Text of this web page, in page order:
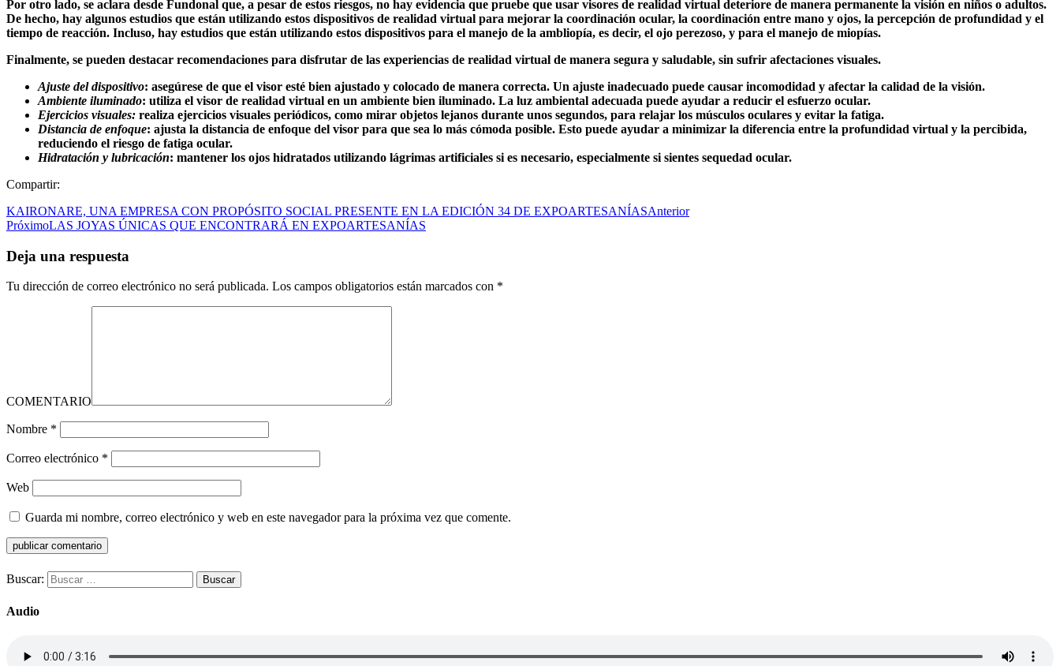
Por otro lado, se aclara desde Fundonal que, a pesar de estos riesgos, no hay evidencia que pruebe que usar visores de realidad virtual deteriore de manera permanente la visión en niños o adultos.
De hecho, hay algunos estudios que están utilizando estos dispositivos de realidad virtual para mejorar la coordinación ocular, la coordinación entre mano y ojos, la percepción de profundidad y el
tiempo de reacción. Incluso, hay estudios que están utilizando estos dispositivos para el manejo de la ambliopía, es decir, el ojo perezoso, y para el manejo de miopías.
Finalmente, se pueden destacar recomendaciones para disfrutar de las experiencias de realidad virtual de manera segura y saludable, sin sufrir afectaciones visuales.
Ajuste del dispositivo: asegúrese de que el visor esté bien ajustado y colocado de manera correcta. Un ajuste inadecuado puede causar incomodidad y afectar la calidad de la visión.
Ambiente iluminado: utiliza el visor de realidad virtual en un ambiente bien iluminado. La luz ambiental adecuada puede ayudar a reducir el esfuerzo ocular.
Ejercicios visuales: realiza ejercicios visuales periódicos, como mirar objetos lejanos durante unos segundos, para relajar los músculos oculares y evitar la fatiga.
Distancia de enfoque: ajusta la distancia de enfoque del visor para que sea lo más cómoda posible. Esto puede ayudar a minimizar la diferencia entre la profundidad virtual y la percibida,
reduciendo el riesgo de fatiga ocular.
Hidratación y lubricación: mantener los ojos hidratados utilizando lágrimas artificiales si es necesario, especialmente si sientes sequedad ocular.
Compartir:
KAIRONARE, UNA EMPRESA CON PROPÓSITO SOCIAL PRESENTE EN LA EDICIÓN 34 DE EXPOARTESANÍASAnterior
PróximoLAS JOYAS ÚNICAS QUE ENCONTRARÁ EN EXPOARTESANÍAS
Deja una respuesta
Tu dirección de correo electrónico no será publicada. Los campos obligatorios están marcados con *
COMENTARIO
Nombre *
Correo electrónico *
Web
Guarda mi nombre, correo electrónico y web en este navegador para la próxima vez que comente.
Buscar:
Audio